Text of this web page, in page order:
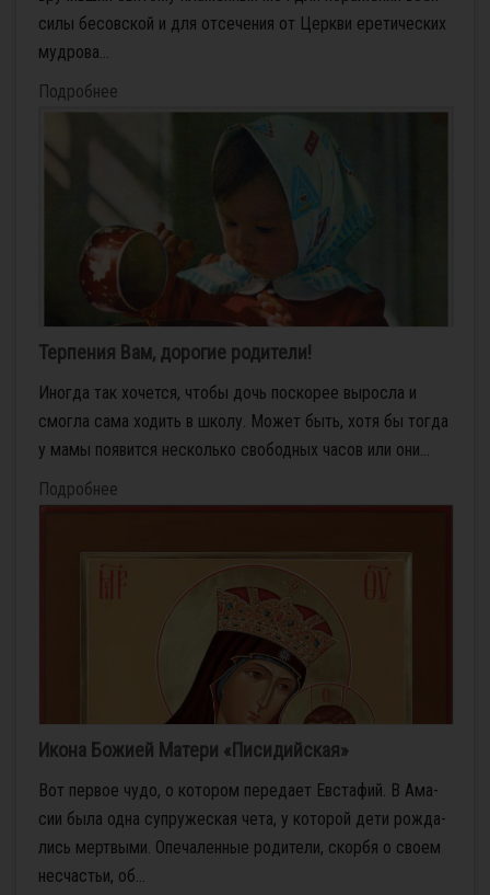
си­лы бе­сов­ской и для от­се­че­ния от Церк­ви ере­ти­че­ских
муд­ро­ва­...
Подробнее
Терпения Вам, дорогие родители!
Иногда так хочется, чтобы дочь поскорее выросла и
смогла сама ходить в школу. Может быть, хотя бы тогда
у мамы появится несколько свободных часов или они...
Подробнее
Икона Божией Матери «Писидийская»
Вот пер­вое чу­до, о ко­то­ром пе­ре­да­ет Ев­ста­фий. В Ама­
сии бы­ла од­на су­пру­же­ская че­та, у ко­то­рой де­ти рож­да­
лись мерт­вы­ми. Опе­ча­лен­ные ро­ди­те­ли, скор­бя о сво­ем
несчастьи, об­...